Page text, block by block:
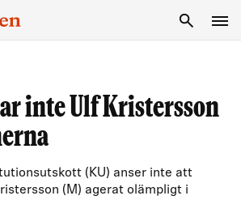
inte Ulf Kristersson
(KU) anser inte att
(M) agerat olämpligt i